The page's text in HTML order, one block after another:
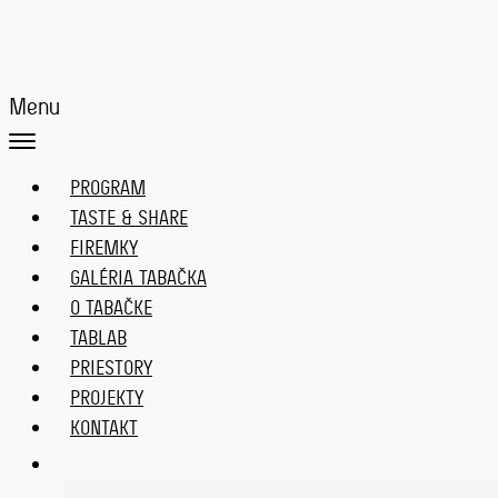
Menu
PROGRAM
TASTE & SHARE
FIREMKY
GALÉRIA TABAČKA
O TABAČKE
TABLAB
PRIESTORY
PROJEKTY
KONTAKT